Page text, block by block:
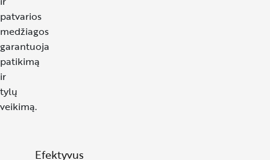
patvarios
medžiagos
garantuoja
patikimą
ir
tylų
veikimą.
Efektyvus